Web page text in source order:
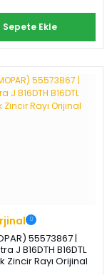
Sepete Ekle
55573867 |
J B16DTH B16DTL
Zincir Rayı Orijinal